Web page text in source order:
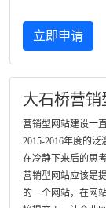
立即申请
大石桥营销
营销型网站建设一
2015-2016年度的
在冷静下来后的思
营销型网站应该是
的一个网站，在网